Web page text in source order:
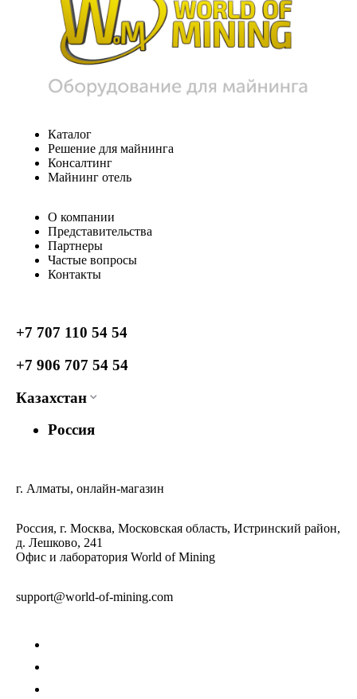
Каталог
Решение для майнинга
Консалтинг
Майнинг отель
О компании
Представительства
Партнеры
Частые вопросы
Контакты
+7 707 110 54 54
+7 906 707 54 54
Казахстан
Россия
г. Алматы, онлайн-магазин
Россия, г. Москва, Московская область, Истринский район,
д. Лешково, 241
Офис и лаборатория World of Mining
support@world-of-mining.com